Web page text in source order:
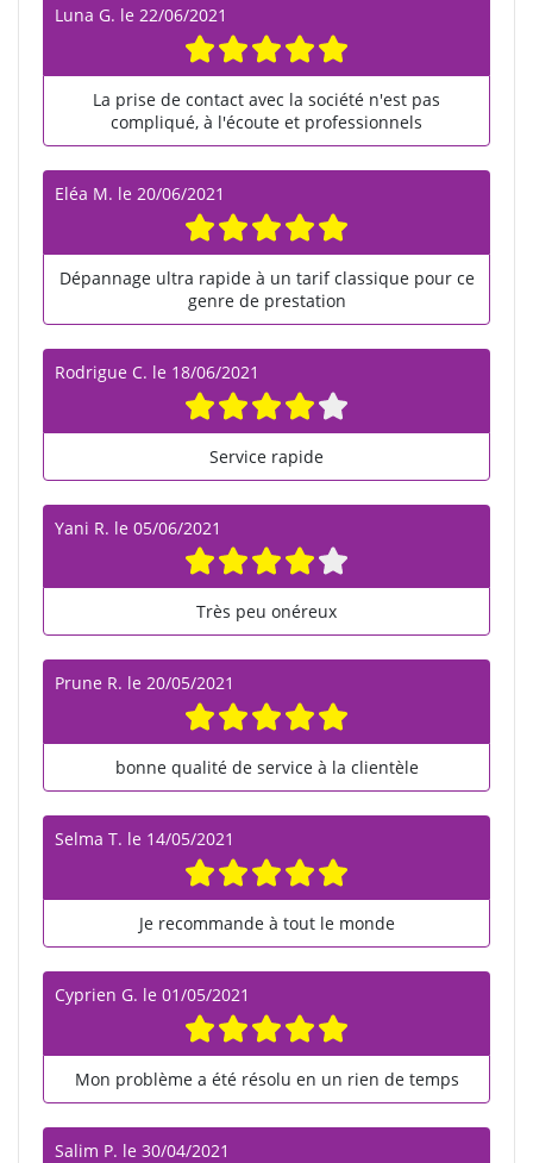
Luna G. le 22/06/2021
La prise de contact avec la société n'est pas
compliqué, à l'écoute et professionnels
Eléa M. le 20/06/2021
Dépannage ultra rapide à un tarif classique pour ce
genre de prestation
Rodrigue C. le 18/06/2021
Service rapide
Yani R. le 05/06/2021
Très peu onéreux
Prune R. le 20/05/2021
bonne qualité de service à la clientèle
Selma T. le 14/05/2021
Je recommande à tout le monde
Cyprien G. le 01/05/2021
Mon problème a été résolu en un rien de temps
Salim P. le 30/04/2021